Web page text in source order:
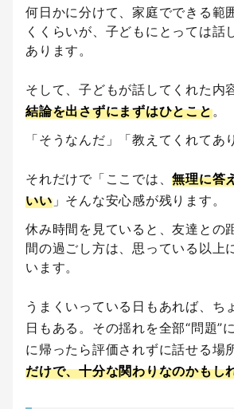
何日かに分けて、家庭でできる範
くくらいが、子どもにとっては話
あります。
そして、子どもが話してくれた内
結論を出さずにまずはひとこと。
「そうなんだ」「教えてくれてあ
それだけで「ここでは、無理に答
いい」そんな安心感が残ります。
休み時間を見ていると、友達との
間の過ごし方は、思っている以上
います。
うまくいっている日もあれば、ち
日もある。その揺れを全部“問題”
に帰ったら評価されずに話せる場
だけで、十分な関わりなのかもし